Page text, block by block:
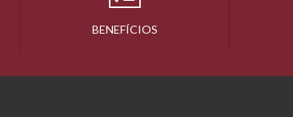
BENEFÍCIOS